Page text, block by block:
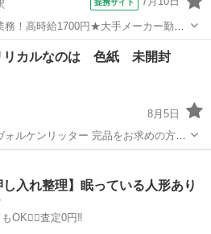
提携サイト
務！高時給1700円★大手メーカー勤
ム寮完備★マイカー通勤OK＆工場敷地
工場のお仕事 ◇空気
その他
リカルなのは 色紙 未開封
8月5日
ー 完品をお求めの方は
いたします。
し入れ整理】眠っている人形あり
OK🙆‍♀️査定0円‼️